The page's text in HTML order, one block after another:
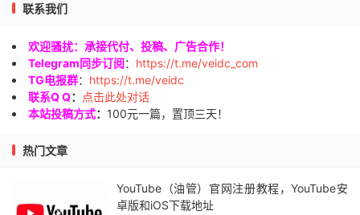
联系我们
欢迎骚扰：承接代付、投稿、广告合作！
Telegram同步订阅： https://t.me/veidc_com
TG电报群： https://t.me/veidc
联系Q Q：
点击此处对话
本站投稿方式： 100元一篇，置顶三天！
热门文章
YouTube（油管）官网注册教程，YouTube安
卓版和iOS下载地址